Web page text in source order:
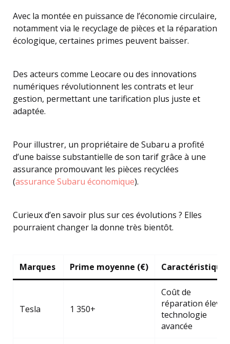
Avec la montée en puissance de l’économie circulaire,
notamment via le recyclage de pièces et la réparation
écologique, certaines primes peuvent baisser.
Des acteurs comme Leocare ou des innovations
numériques révolutionnent les contrats et leur
gestion, permettant une tarification plus juste et
adaptée.
Pour illustrer, un propriétaire de Subaru a profité
d’une baisse substantielle de son tarif grâce à une
assurance promouvant les pièces recyclées
(assurance Subaru économique).
Curieux d’en savoir plus sur ces évolutions ? Elles
pourraient changer la donne très bientôt.
Marques Prime moyenne (€) Caractéristiques
Tesla 1 350+
Coût de
réparation élevé,
technologie
avancée